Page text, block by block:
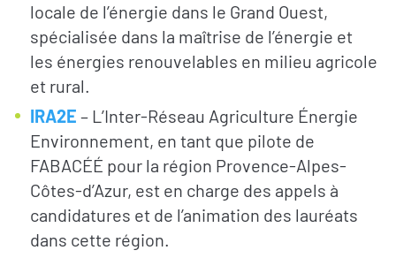
locale de l’énergie dans le Grand Ouest,
spécialisée dans la maîtrise de l’énergie et
les énergies renouvelables en milieu agricole
et rural.
IRA2E – L’Inter-Réseau Agriculture Énergie
Environnement, en tant que pilote de
FABACÉÉ pour la région Provence-Alpes-
Côtes-d’Azur, est en charge des appels à
candidatures et de l’animation des lauréats
dans cette région.